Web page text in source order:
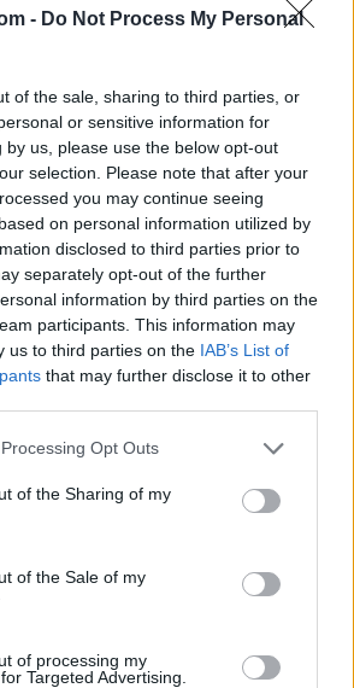
- Do Not Process My Personal
of the sale, sharing to third parties, or
or sensitive information for
by us, please use the below opt-out
selection. Please note that after your
you may continue seeing
on personal information utilized by
disclosed to third parties prior to
separately opt-out of the further
information by third parties on the
participants. This information may
us to third parties on the IAB’s List of
that may further disclose it to other
Opt Outs
of the Sharing of my
of the Sale of my
of processing my
Targeted Advertising.
Di conseguenza, non può mai
del suo avversario, ma ciò gli
sempre fedele al suo stile.
forse ancora più strano e difficile da
la sua racchetta, poiché gioca
per l'intero match, a meno che
con una tensione tra 9 e 11
Una scelta che fa rimbalzare la
sulle corde, richiedendo quindi
passare la palla sul campo, mentre
un po' più di forza, esce sempre
sia comune che alcuni giocatori
tra 19 e 21 chili o 21 e 23,
professionista ha una tensione